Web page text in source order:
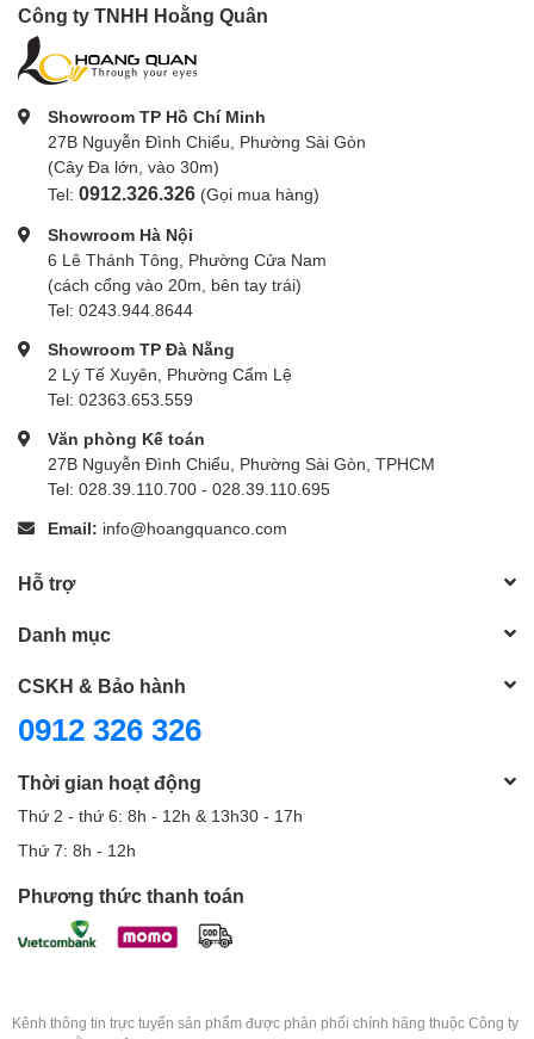
Công ty TNHH Hoằng Quân
Showroom TP Hồ Chí Minh
27B Nguyễn Đình Chiểu, Phường Sài Gòn
(Cây Đa lớn, vào 30m)
Tel: 0912.326.326 (Gọi mua hàng)
Showroom Hà Nội
6 Lê Thánh Tông, Phường Cửa Nam
(cách cổng vào 20m, bên tay trái)
Tel: 0243.944.8644
Showroom TP Đà Nẵng
2 Lý Tế Xuyên, Phường Cẩm Lệ
Tel: 02363.653.559
Văn phòng Kế toán
27B Nguyễn Đình Chiểu, Phường Sài Gòn, TPHCM
Tel: 028.39.110.700 - 028.39.110.695
Email: info@hoangquanco.com
Hỗ trợ
Danh mục
CSKH & Bảo hành
0912 326 326
Thời gian hoạt động
Thứ 2 - thứ 6: 8h - 12h & 13h30 - 17h
Thứ 7: 8h - 12h
Phương thức thanh toán
Kênh thông tin trực tuyến sản phẩm được phân phối chính hãng thuộc Công ty